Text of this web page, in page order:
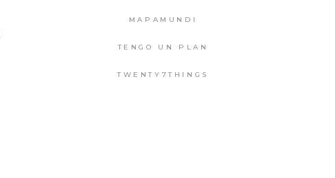
MAPAMUNDI
TENGO UN PLAN
TWENTY7THINGS